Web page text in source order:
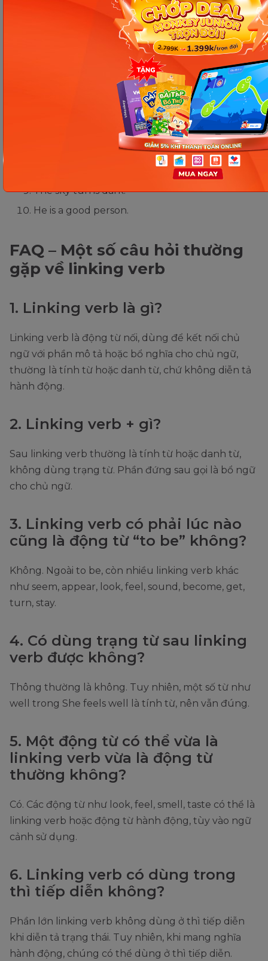
She looks happy today.
The soup tastes good.
He became happy after the news.
The room feels warm.
She is studying hard now.
He sounds angry on the phone.
The milk smells bad.
She seems nervous before the exam.
The sky turns dark.
He is a good person.
FAQ – Một số câu hỏi thường
gặp về linking verb
1. Linking verb là gì?
Linking verb là động từ nối, dùng để kết nối chủ
ngữ với phần mô tả hoặc bổ nghĩa cho chủ ngữ,
thường là tính từ hoặc danh từ, chứ không diễn tả
hành động.
2. Linking verb + gì?
Sau linking verb thường là tính từ hoặc danh từ,
không dùng trạng từ. Phần đứng sau gọi là bổ ngữ
cho chủ ngữ.
3. Linking verb có phải lúc nào
cũng là động từ “to be” không?
Không. Ngoài to be, còn nhiều linking verb khác
như seem, appear, look, feel, sound, become, get,
turn, stay.
4. Có dùng trạng từ sau linking
verb được không?
Thông thường là không. Tuy nhiên, một số từ như
well trong She feels well là tính từ, nên vẫn đúng.
5. Một động từ có thể vừa là
linking verb vừa là động từ
thường không?
Có. Các động từ như look, feel, smell, taste có thể là
linking verb hoặc động từ hành động, tùy vào ngữ
cảnh sử dụng.
6. Linking verb có dùng trong
thì tiếp diễn không?
Phần lớn linking verb không dùng ở thì tiếp diễn
khi diễn tả trạng thái. Tuy nhiên, khi mang nghĩa
hành động, chúng có thể dùng ở thì tiếp diễn.